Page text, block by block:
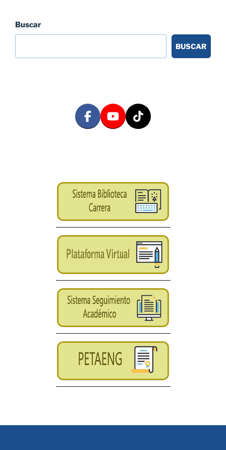
Buscar
BUSCAR